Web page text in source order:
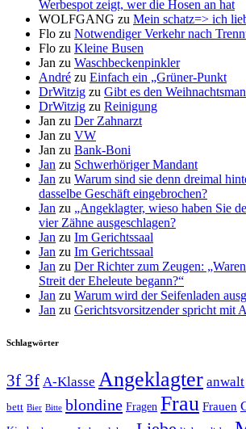
Werbespot zeigt, wer die Hosen an hat
WOLFGANG zu Mein schatz=> ich
Flo zu Notwendiger Verkehr nach
Flo zu Kleine Busen
Jan zu Waschbeckenpinkler
André zu Einfach ein „Grüner-Punkt
DrWitzig zu Gibt es den
DrWitzig zu Reinigung
Jan zu Der Zahnarzt
Jan zu VW
Jan zu Bank-Boni
Jan zu Schwerhöriger Mandant
Jan zu Warum sind sie denn dreimal
dasselbe Geschäft eingebrochen?
Jan zu „Angeklagter, wieso haben Sie
vier Zähne ausgeschlagen?
Jan zu Im Gerichtssaal
Jan zu Im Gerichtssaal
Jan zu Der Richter zum Zeugen:
Streit der Eheleute begann?“
Jan zu Warum wird der Seifenladen
Jan zu Gerichtsvorsitzender spricht mit
Schlagwörter
3f 3f A-Klasse Angeklagter anwalt
bett Bier Bitte blondine Fragen Frau Frauen